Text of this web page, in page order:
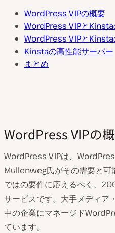
WordPress VIPの概要
WordPress VIPと
WordPress VIPと
Kinstaの高性能サーバー
まとめ
WordPress VIPの
WordPress VIPは、
Mullenweg氏がその需要と可
ではの要件に応えるべく、
サービスです。大手メディア
中の企業にマネージド
ています。